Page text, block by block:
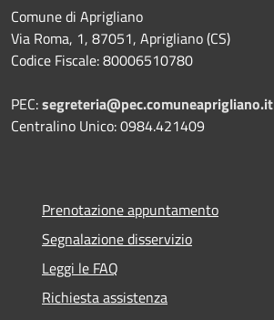
Comune di Aprigliano
Via Roma, 1, 87051, Aprigliano (CS)
Codice Fiscale: 80006510780
PEC:segreteria@pec.comuneaprigliano.it
Centralino Unico: 0984.421409
Prenotazione appuntamento
Segnalazione disservizio
Leggi le FAQ
Richiesta assistenza